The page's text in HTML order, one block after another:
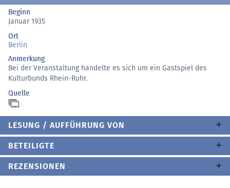
Beginn
Januar 1935
Ort
Berlin
Anmerkung
Bei der Veranstaltung handelte es sich um ein Gastspiel des
Kulturbunds Rhein-Ruhr.
Quelle
LESUNG / AUFFÜHRUNG VON
BETEILIGTE
REZENSIONEN